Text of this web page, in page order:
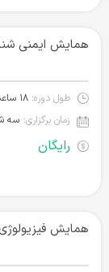
همایش ایمنی شناسی دکتری
طول دوره: ۱۸ ساعت
زمان برگزاری:
رایگان
همایش فیزیولوژی دکتری 1401_